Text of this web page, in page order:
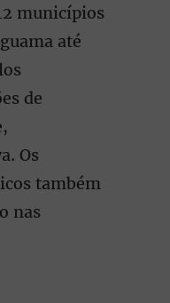
municípios
até
de
Os
também
nas